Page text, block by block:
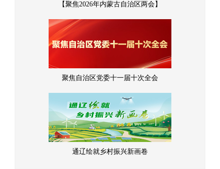
【聚焦2026年内蒙古自治区两会】
聚焦自治区党委十一届十次全会
通辽绘就乡村振兴新画卷